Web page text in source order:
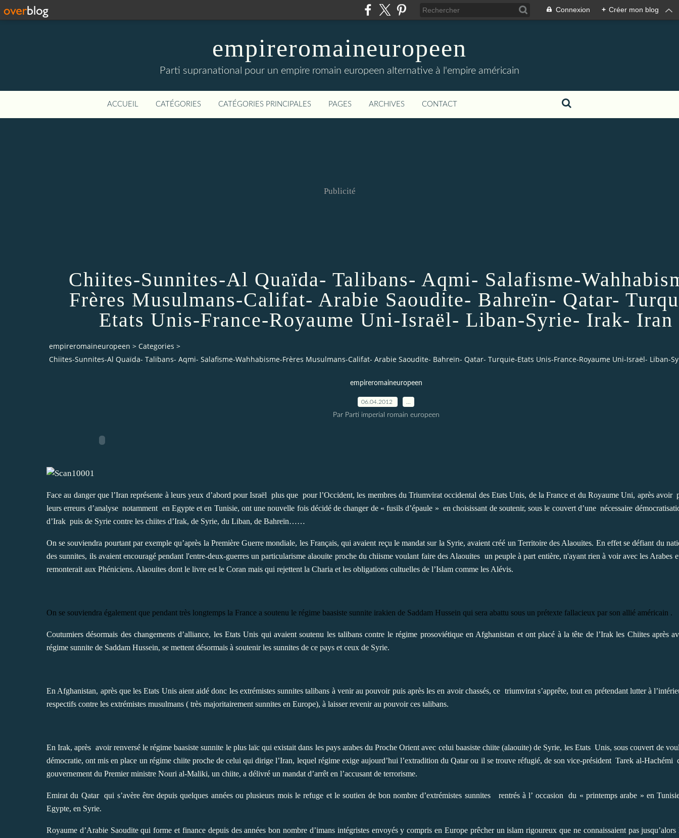
Connexion + Créer mon blog
empireromaineuropeen
Parti supranational pour un empire romain europeen alternative à l'empire américain
ACCUEIL CATÉGORIES CATÉGORIES PRINCIPALES PAGES ARCHIVES CONTACT
Publicité
Chiites-Sunnites-Al Quaïda- Talibans- Aqmi- Salafisme-
Frères Musulmans-Califat- Arabie Saoudite- Bahreïn- Qatar-
Etats Unis-France-Royaume Uni-Israël- Liban-Syrie- Irak- Iran
empireromaineuropeen > Categories >
Chiites-Sunnites-Al Quaïda- Talibans- Aqmi- Salafisme-Wahhabisme-Frères Musulmans-Califat- Arabie Saoudite- Bahreïn- Qatar- Turquie-Etats Unis-France-Royaume Uni-Israël- Liban-
empireromaineuropeen
06.04.2012
Par Parti imperial romain europeen
Face au danger que l’Iran représente à leurs yeux d’abord pour Israël plus que pour l’Occident, les membres du Triumvirat occidental des Etats Unis, de la France et du Royaume Uni, après avoir
leurs erreurs d’analyse notamment en Egypte et en Tunisie, ont une nouvelle fois décidé de changer de « fusils d’épaule » en choisissant de soutenir, sous le couvert d’une nécessaire
d’Irak puis de Syrie contre les chiites d’Irak, de Syrie, du Liban, de Bahreïn……
On se souviendra pourtant par exemple qu’après la Première Guerre mondiale, les Français, qui avaient reçu le mandat sur la Syrie, avaient créé un Territoire des Alaouites. En effet se défiant du
des sunnites, ils avaient encouragé pendant l'entre-deux-guerres un particularisme alaouite proche du chiisme voulant faire des Alaouites un peuple à part entière, n'ayant rien à voir avec les Arabes
remonterait aux Phéniciens. Alaouites dont le livre est le Coran mais qui rejettent la Charia et les obligations cultuelles de l’Islam comme les Alévis.
On se souviendra également que pendant très longtemps la France a soutenu le régime baasiste sunnite irakien de Saddam Hussein qui sera abattu sous un prétexte fallacieux par son allié américain .
Coutumiers désormais des changements d’alliance, les Etats Unis qui avaient soutenu les talibans contre le régime prosoviétique en Afghanistan et ont placé à la tête de l’Irak les Chiites après
régime sunnite de Saddam Hussein, se mettent désormais à soutenir les sunnites de ce pays et ceux de Syrie.
En Afghanistan, après que les Etats Unis aient aidé donc les extrémistes sunnites talibans à venir au pouvoir puis après les en avoir chassés, ce triumvirat s’apprête, tout en prétendant lutter à
respectifs contre les extrémistes musulmans ( très majoritairement sunnites en Europe), à laisser revenir au pouvoir ces talibans.
En Irak, après avoir renversé le régime baasiste sunnite le plus laïc qui existait dans les pays arabes du Proche Orient avec celui baasiste chiite (alaouite) de Syrie, les Etats Unis, sous couvert de
démocratie, ont mis en place un régime chiite proche de celui qui dirige l’Iran, lequel régime exige aujourd’hui l’extradition du Qatar ou il se trouve réfugié, de sonvice-président Tarek al-Hachémi
gouvernement du Premier ministre Nouri al-Maliki, un chiite, a délivré un mandat d’arrêt en l’accusant de terrorisme.
Emirat du Qatar qui s’avère être depuis quelques années ou plusieurs mois le refuge et le soutien de bon nombre d’extrémistes sunnites rentrés à l’ occasion
du « printemps arabe » en
Egypte, en Syrie.
Royaume d’Arabie Saoudite qui forme et finance depuis des années bon nombre d’imans intégristes envoyés y compris en Europe prêcher un islam rigoureux que ne connaissaient pas jusqu’alors